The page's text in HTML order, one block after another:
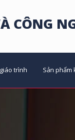
CÔNG
trình Sản phẩm